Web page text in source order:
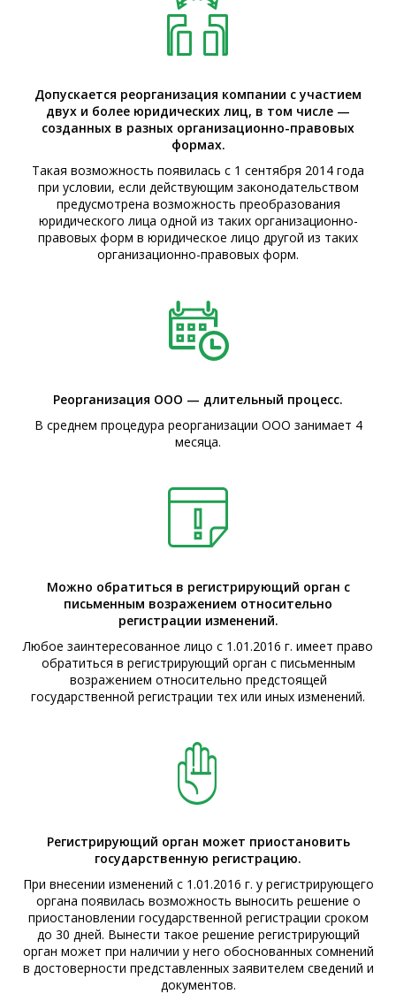
Допускается реорганизация компании с участием
двух и более юридических лиц, в том числе —
созданных в разных организационно-правовых
формах.
Такая возможность появилась с 1 сентября 2014 года
при условии, если действующим законодательством
предусмотрена возможность преобразования
юридического лица одной из таких организационно-
правовых форм в юридическое лицо другой из таких
организационно-правовых форм.
Реорганизация ООО — длительный процесс.
В среднем процедура реорганизации ООО занимает 4
месяца.
Можно обратиться в регистрирующий орган с
письменным возражением относительно
регистрации изменений.
Любое заинтересованное лицо с 1.01.2016 г. имеет право
обратиться в регистрирующий орган с письменным
возражением относительно предстоящей
государственной регистрации тех или иных изменений.
Регистрирующий орган может приостановить
государственную регистрацию.
При внесении изменений с 1.01.2016 г. у регистрирующего
органа появилась возможность выносить решение о
приостановлении государственной регистрации сроком
до 30 дней. Вынести такое решение регистрирующий
орган может при наличии у него обоснованных сомнений
в достоверности представленных заявителем сведений и
документов.